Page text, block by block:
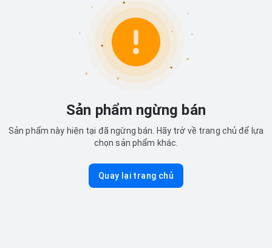
Sản phẩm ngừng bán
Sản phẩm này hiện tại đã ngừng bán. Hãy trở về trang chủ để lựa
chọn sản phẩm khác.
Quay lại trang chủ